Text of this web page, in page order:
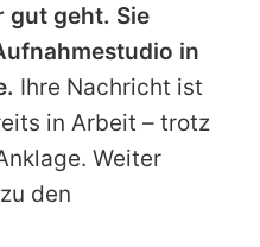
gut geht. Sie
in
Ihre Nachricht ist
in Arbeit – trotz
Weiter
den